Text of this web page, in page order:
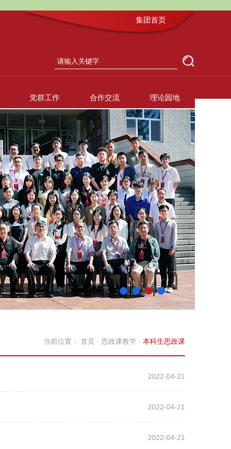
集团首页
党群工作 合作交流 理论园地
当前位置： 首页 · 思政课教学 · 本科生思政课
2022-04-21
2022-04-21
2022-04-21